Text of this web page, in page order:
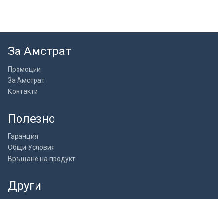
За Амстрат
Промоции
За Амстрат
Контакти
Полезно
Гаранция
Общи Условия
Връщане на продукт
Други